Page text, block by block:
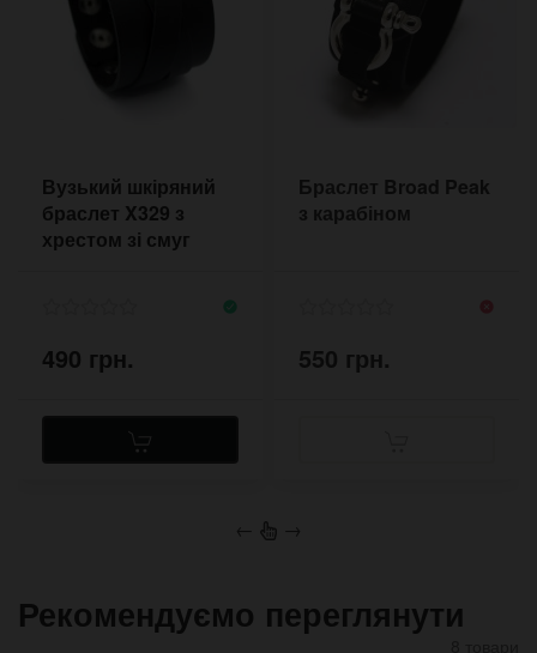
Вузький шкіряний
браслет X329 з
хрестом зі смуг
490 грн.
Браслет Broad Peak
з карабіном
550 грн.
← →
Рекомендуємо переглянути